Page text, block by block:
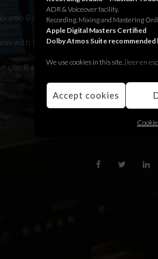
ADR & Voiceover facility.
Recording, Mixing and Mastering
Apple Digital Masters Certified
Dolby Atmos Suite recommended
We use cookies in this site. [leer en
Accept cookies
amb Babel productions Milano per Dior.
with Babel productions Milano for
con Babel productions Milano para